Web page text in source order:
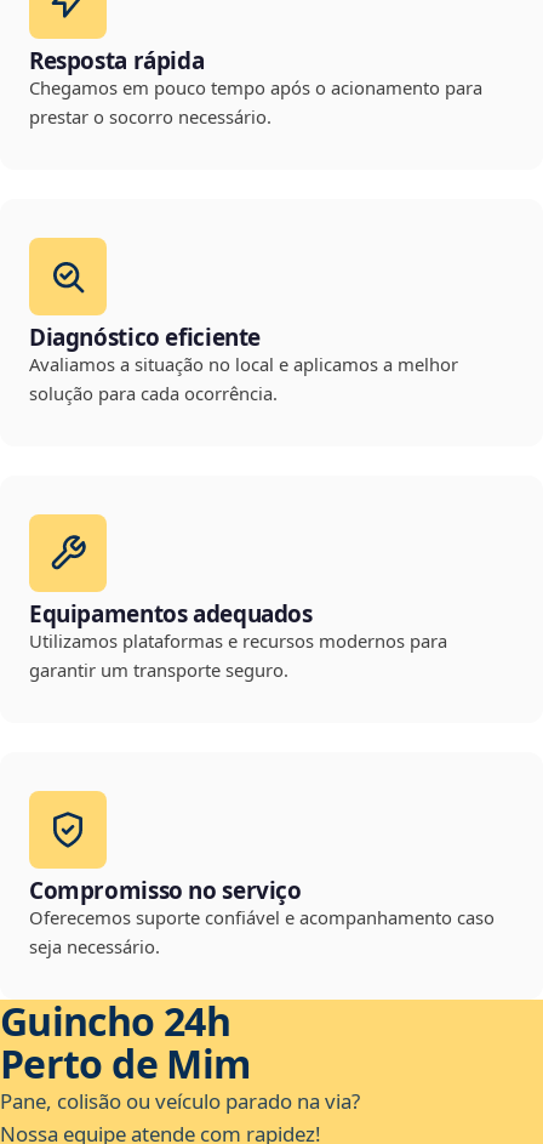
Resposta rápida
Chegamos em pouco tempo após o acionamento para
prestar o socorro necessário.
Diagnóstico eficiente
Avaliamos a situação no local e aplicamos a melhor
solução para cada ocorrência.
Equipamentos adequados
Utilizamos plataformas e recursos modernos para
garantir um transporte seguro.
Compromisso no serviço
Oferecemos suporte confiável e acompanhamento caso
seja necessário.
Guincho 24h
Perto de Mim
Pane, colisão ou veículo parado na via?
Nossa equipe atende com rapidez!